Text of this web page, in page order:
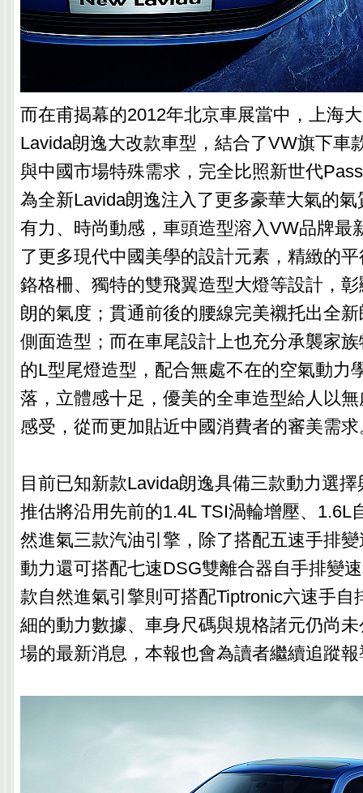
而在甫揭幕的2012年北京車展當中，上海
Lavida朗逸大改款車型，結合了VW旗下車
與中國市場特殊需求，完全比照新世代
為全新Lavida朗逸注入了更多豪華大氣的
有力、時尚動感，車頭造型溶入VW品牌最
了更多現代中國美學的設計元素，精緻的
鉻格柵、獨特的雙飛翼造型大燈等設計，
朗的氣度；貫通前後的腰線完美襯托出全
側面造型；而在車尾設計上也充分承襲家
的L型尾燈造型，配合無處不在的空氣動力
落，立體感十足，優美的全車造型給人以
感受，從而更加貼近中國消費者的審美需求
目前已知新款Lavida朗逸具備三款動力選
推估將沿用先前的1.4L TSI渦輪增壓、1.6L
然進氣三款汽油引擎，除了搭配五速手排
動力還可搭配七速DSG雙離合器自手排變
款自然進氣引擎則可搭配Tiptronic六速手自
細的動力數據、車身尺碼與規格諸元仍尚
場的最新消息，本報也會為讀者繼續追蹤